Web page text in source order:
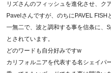
リズさんのフィッシュを進化させ、ク
Pavelさんですが、のちにPAVEL
一無二で、波と調和する事を信条に、
とされています。
どのワードも自分好みですw
カリフォルニアを代表する名シェイパ